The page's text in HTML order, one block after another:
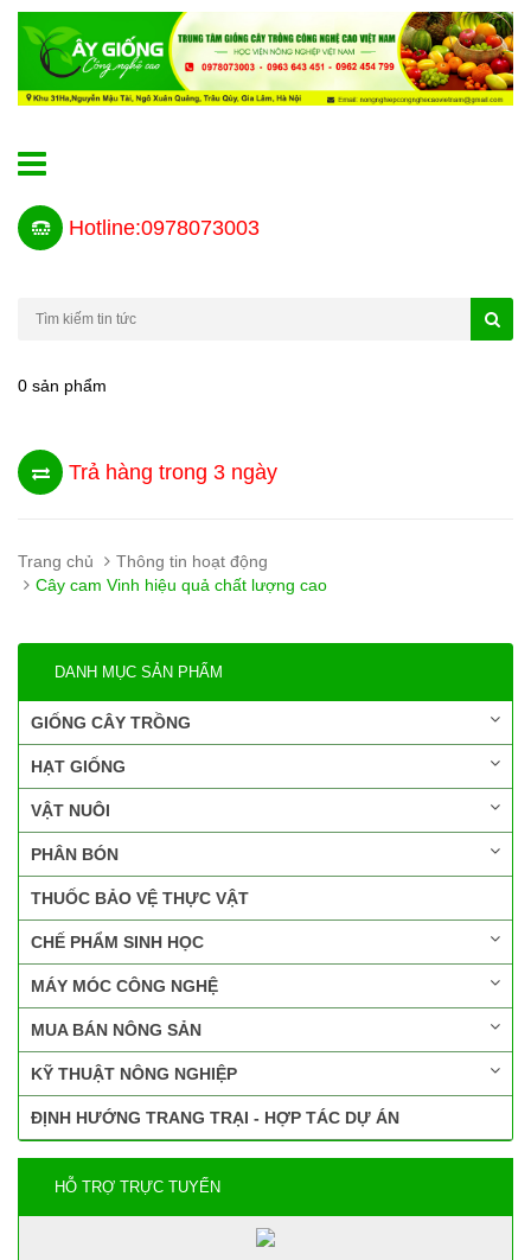
Hotline:0978073003
0 sản phẩm
Trả hàng trong 3 ngày
Trang chủ
Thông tin hoạt động
Cây cam Vinh hiệu quả chất lượng cao
DANH MỤC SẢN PHẨM
GIỐNG CÂY TRỒNG
HẠT GIỐNG
VẬT NUÔI
PHÂN BÓN
THUỐC BẢO VỆ THỰC VẬT
CHẾ PHẨM SINH HỌC
MÁY MÓC CÔNG NGHỆ
MUA BÁN NÔNG SẢN
KỸ THUẬT NÔNG NGHIỆP
ĐỊNH HƯỚNG TRANG TRẠI - HỢP TÁC DỰ ÁN
HỖ TRỢ TRỰC TUYẾN